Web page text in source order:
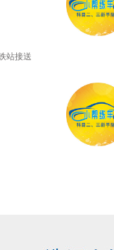
站接送